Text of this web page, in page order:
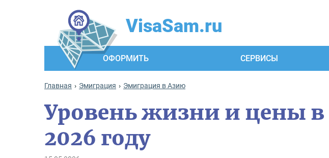
VisaSam.ru
ОФОРМИТЬ СЕРВИСЫ
Главная Эмиграция Эмиграция в Азию
Уровень жизни и цены в
2026 году